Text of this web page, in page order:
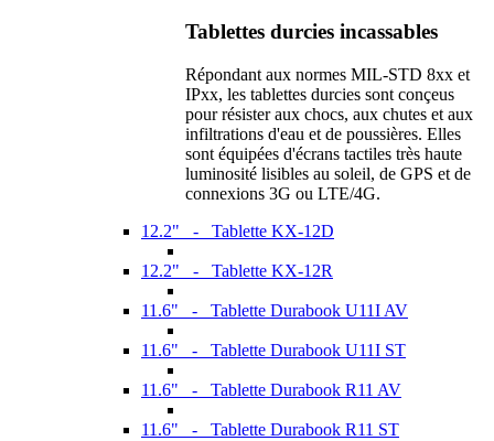
Tablettes durcies incassables
Répondant aux normes MIL-STD 8xx et
IPxx, les tablettes durcies sont conçeus
pour résister aux chocs, aux chutes et aux
infiltrations d'eau et de poussières. Elles
sont équipées d'écrans tactiles très haute
luminosité lisibles au soleil, de GPS et de
connexions 3G ou LTE/4G.
12.2" - Tablette KX-12D
12.2" - Tablette KX-12R
11.6" - Tablette Durabook U11I AV
11.6" - Tablette Durabook U11I ST
11.6" - Tablette Durabook R11 AV
11.6" - Tablette Durabook R11 ST